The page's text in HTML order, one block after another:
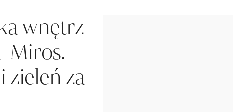
wnętrz
Miros.
zieleń za